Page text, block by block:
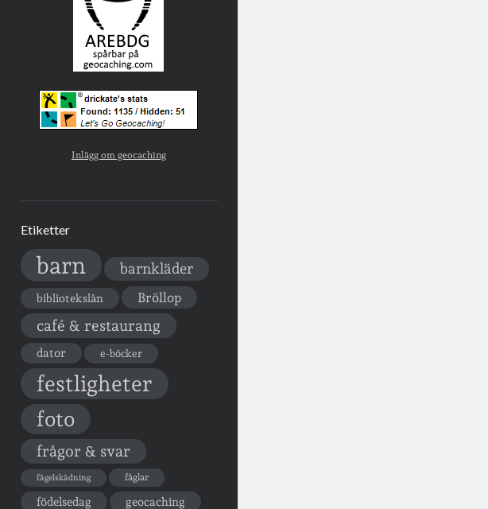
Inlägg om geocaching
Etiketter
barn barnkläder
bibliotekslån Bröllop
café & restaurang
dator e-böcker
festligheter
foto
frågor & svar
fågelskådning fåglar
födelsedag geocaching